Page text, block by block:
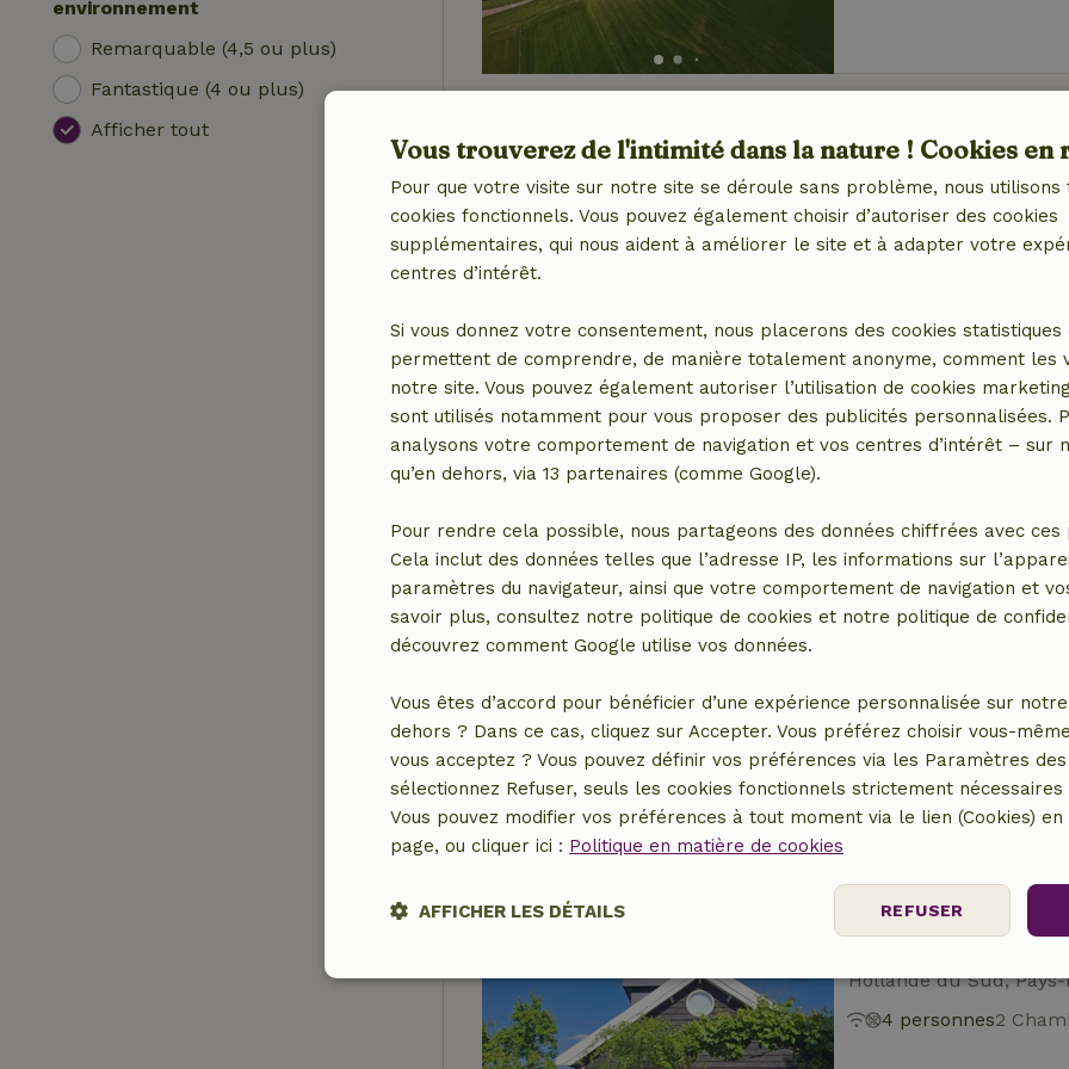
Maison nature à
Nouvelle-Aquitaine,
4 personnes2
Maison nature à
Gueldre, Pays-Bas
Andalousie, Espagne
5 personnes 3
Hollande du Sud, Pays-
4 personnes2
environnement
Remarquable (4,5 ou plus)
Fantastique (4 ou plus)
Afficher tout
Vous trouverez de l'intimité dans la nature ! Cookies en
Pour que votre visite sur notre site se déroule sans problème, nous utilisons
cookies fonctionnels. Vous pouvez également choisir d’autoriser des cookies
supplémentaires, qui nous aident à améliorer le site et à adapter votre
centres d’intérêt.
Si vous donnez votre consentement, nous placerons des cookies statistiques
permettent de comprendre, de manière totalement anonyme, comment les
notre site. Vous pouvez également autoriser l’utilisation de cookies
sont utilisés notamment pour vous proposer des publicités personnalisées.
analysons votre comportement de navigation et vos centres d’intérêt – sur
qu’en dehors, via 13 partenaires (comme Google).
Pour rendre cela possible, nous partageons des données chiffrées avec ces
Cela inclut des données telles que l’adresse IP, les informations sur
paramètres du navigateur, ainsi que votre comportement de navigation et
savoir plus, consultez notre politique de cookies et notre politique de
découvrez comment Google utilise vos données.
Vous êtes d’accord pour bénéficier d’une expérience personnalisée sur
dehors ? Dans ce cas, cliquez sur Accepter. Vous préférez choisir vous-
vous acceptez ? Vous pouvez définir vos préférences via les Paramètres des
sélectionnez Refuser, seuls les cookies fonctionnels strictement
Vous pouvez modifier vos préférences à tout moment via le lien (Cookies) en
page, ou cliquer ici : Politique en matière de cookies
REFUSER
AFFICHER LES DÉTAILS
Strictement
nécessaires
Performance Ciblage Fonctionnalité